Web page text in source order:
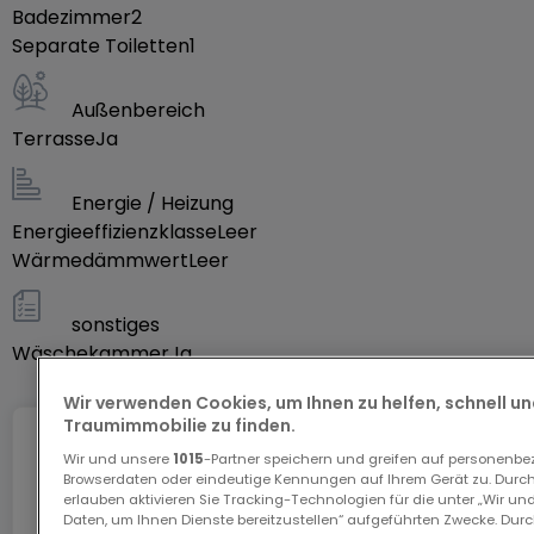
domestiques. Réservé aux jeunes professionnels.
Ne manquez pas cette opportunité de vivre dans
un environnement convivial et confortable au
maintenant pour planifier une visite ou pour obtenir
plus d'informations !
Réf : PON10JG
Badezimmer2
Separate Toiletten1
Außenbereich
TerrasseJa
Energie / Heizung
EnergieeffizienzklasseLeer
WärmedämmwertLeer
sonstiges
WäschekammerJa
Internet
Wir verwenden Cookies, um Ihnen zu helfen, schnell
Traumimmobilie zu finden.
Wir und unsere 1015-Partner speichern und greifen auf
Browserdaten oder eindeutige Kennungen auf Ihrem Gerät zu.
erlauben aktivieren Sie Tracking-Technologien für die unter „Wir
Daten, um Ihnen Dienste bereitzustellen“ aufgeführten Zwecke.